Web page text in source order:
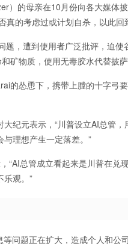
）的母亲在10月份向各大媒体
的考虑过或计划自杀，以此回
题，遭到使用者广泛批评，迫
矿物质，使用无毒胶水代替披
的怂恿下，携带上膛的十字弓
纪元表示，“川普设立AI总管
理想产生一定落差。”
“AI总管成立看起来是川普在
乐观。”
问题正在扩大，造成个人和公